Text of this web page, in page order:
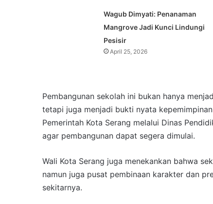
Wagub Dimyati: Penanaman
Mangrove Jadi Kunci Lindungi
Pesisir
April 25, 2026
Pembangunan sekolah ini bukan hanya
tetapi juga menjadi bukti nyata
Pemerintah Kota Serang melalui Dinas
agar pembangunan dapat segera dimulai.
Wali Kota Serang juga menekankan bahwa
namun juga pusat pembinaan karakter dan
sekitarnya.